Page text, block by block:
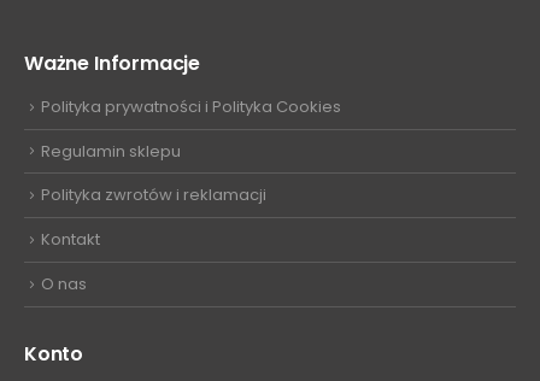
Ważne Informacje
Polityka prywatności i Polityka Cookies
Regulamin sklepu
Polityka zwrotów i reklamacji
Kontakt
O nas
Konto